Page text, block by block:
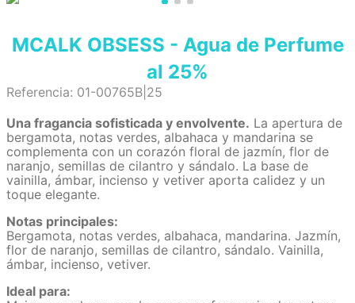
MCALK OBSESS - Agua de Perfume
al 25%
Referencia: 01-00765B|25
Una fragancia sofisticada y envolvente. La apertura de
bergamota, notas verdes, albahaca y mandarina se
complementa con un corazón floral de jazmín, flor de
naranjo, semillas de cilantro y sándalo. La base de
vainilla, ámbar, incienso y vetiver aporta calidez y un
toque elegante.
Notas principales:
Bergamota, notas verdes, albahaca, mandarina. Jazmín,
flor de naranjo, semillas de cilantro, sándalo. Vainilla,
ámbar, incienso, vetiver.
Ideal para: